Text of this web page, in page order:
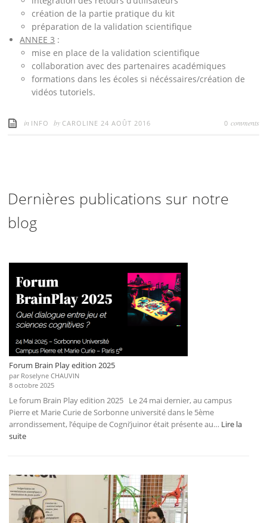
création de la partie pratique du kit
préparation de la validation scientifique
ANNEE 3 :
mise en place de la validation scientifique
collaboration avec des partenaires académiques
formations dans les écoles si nécéssaires/création de
vidéos tutoriels.
in INFO by CAROLINE24 AOÛT 2016 0 comments
Dernières publications sur notre
blog
Forum Brain Play edition 2025
par Roselyne CHAUVIN
8 octobre 2025
Le forum Brain Play edition 2025 Le 24 mai dernier, au campus
Pierre et Marie Curie de Sorbonne université dans le 5ème
arrondissement, l’équipe de Cogni’juinor était présente au… Lire la
suite:
edition
2025